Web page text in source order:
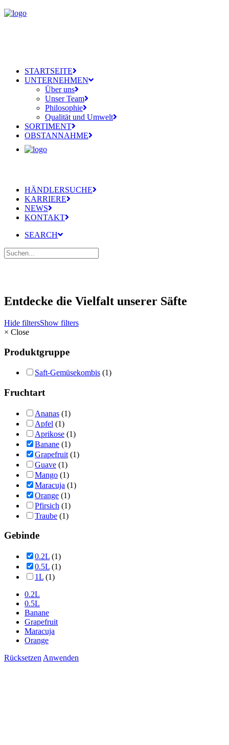
STARTSEITE
UNTERNEHMEN
Über uns
Unser Team
Philosophie
Qualität und Umwelt
SORTIMENT
OBSTANNAHME
HÄNDLERSUCHE
KARRIERE
NEWS
KONTAKT
SEARCH
Entdecke die Vielfalt unserer Säfte
Hide filtersShow filters
× Close
Produktgruppe
Saft-Gemüsekombis (1)
Fruchtart
Ananas (1)
Apfel (1)
Aprikose (1)
Banane (1)
Grapefruit (1)
Guave (1)
Mango (1)
Maracuja (1)
Orange (1)
Pfirsich (1)
Traube (1)
Gebinde
0.2L (1)
0.5L (1)
1L (1)
0.2L
0.5L
Banane
Grapefruit
Maracuja
Orange
Rücksetzen Anwenden